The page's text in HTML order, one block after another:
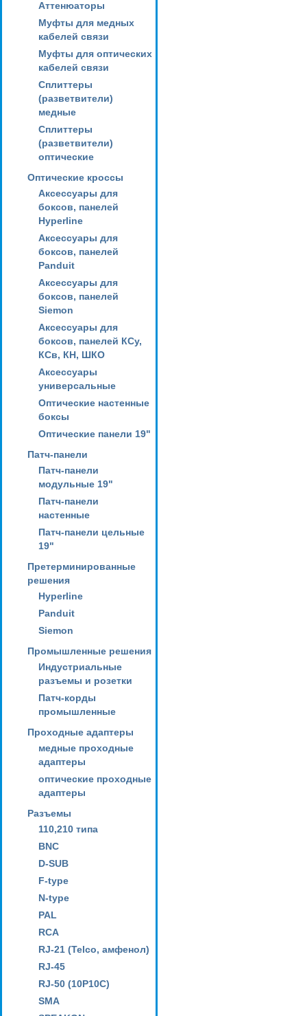
Аттенюаторы
Муфты для медных
кабелей связи
Муфты для оптических
кабелей связи
Сплиттеры
(разветвители)
медные
Сплиттеры
(разветвители)
оптические
Оптические кроссы
Аксессуары для
боксов, панелей
Hyperline
Аксессуары для
боксов, панелей
Panduit
Аксессуары для
боксов, панелей
Siemon
Аксессуары для
боксов, панелей КСу,
КСв, КН, ШКО
Аксессуары
универсальные
Оптические настенные
боксы
Оптические панели 19"
Патч-панели
Патч-панели
модульные 19"
Патч-панели
настенные
Патч-панели цельные
19"
Претерминированные
решения
Hyperline
Panduit
Siemon
Промышленные решения
Индустриальные
разъемы и розетки
Патч-корды
промышленные
Проходные адаптеры
медные проходные
адаптеры
оптические проходные
адаптеры
Разъемы
110,210 типа
BNC
D-SUB
F-type
N-type
PAL
RCA
RJ-21 (Telco, амфенол)
RJ-45
RJ-50 (10P10C)
SMA